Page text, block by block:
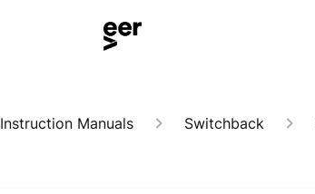
Instruction Manuals Switchback